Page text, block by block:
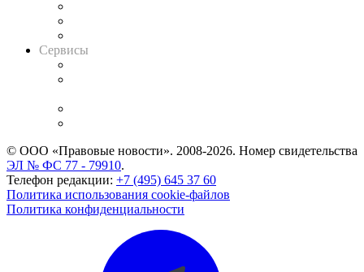
Сервисы
© ООО «Правовые новости». 2008-2026. Номер свидетельства
ЭЛ № ФС 77 - 79910.
Телефон редакции: +7 (495) 645 37 60
Политика использования cookie-файлов
Политика конфиденциальности